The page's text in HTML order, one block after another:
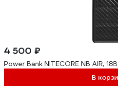
4 500 ₽
Power Bank NITECORE NB AIR,
В